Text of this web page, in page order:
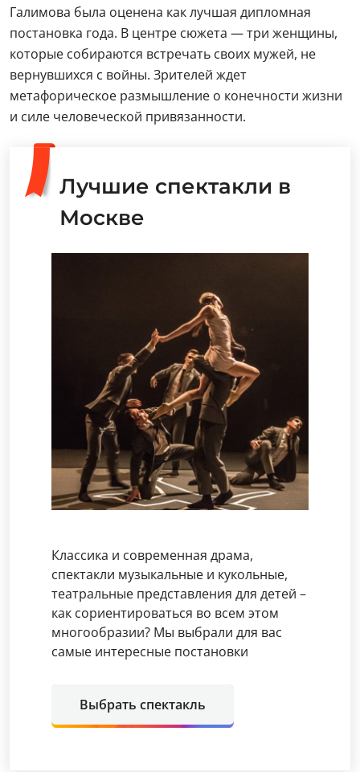
Галимова была оценена как лучшая дипломная
постановка года. В центре сюжета — три женщины,
которые собираются встречать своих мужей, не
вернувшихся с войны. Зрителей ждет
метафорическое размышление о конечности жизни
и силе человеческой привязанности.
Лучшие спектакли в
Москве
Классика и современная драма,
спектакли музыкальные и кукольные,
театральные представления для детей –
как сориентироваться во всем этом
многообразии? Мы выбрали для вас
самые интересные постановки
Выбрать спектакль